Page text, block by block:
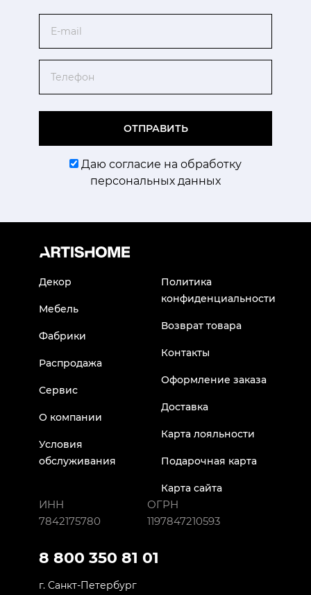
ОТПРАВИТЬ
Даю согласие на обработку
персональных данных
Декор
Мебель
Фабрики
Распродажа
Сервис
О компании
Условия
обслуживания
Политика
конфиденциальности
Возврат товара
Контакты
Оформление заказа
Доставка
Карта лояльности
Подарочная карта
Карта сайта
ИНН
7842175780
ОГРН
1197847210593
8 800 350 81 01
г. Санкт-Петербург